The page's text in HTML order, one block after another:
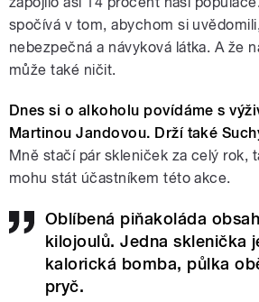
spočívá v tom, abychom si
nebezpečná a návyková látka. A že
může také ničit.
Dnes si o alkoholu povídáme s
Martinou Jandovou. Drží také
Mně stačí pár skleniček za celý rok,
mohu stát účastníkem této akce.
Oblíbená piňakoláda
kilojoulů. Jedna sklenička
kalorická bomba, půlka
pryč.